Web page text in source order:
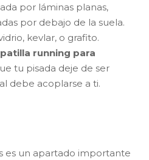
por láminas planas,
por debajo de la suela.
kevlar, o grafito.
running para
tu pisada deje de ser
debe acoplarse a ti.
es un apartado importante